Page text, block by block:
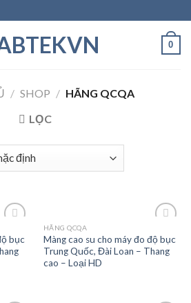
0
/ SHOP / HÃNG QCQA
LỌC
Add to
bục
Add to
HÃNG QCQA
Màng cao su cho máy đo độ bục
Trung Quốc, Đài Loan – Thang
cao – Loại HD